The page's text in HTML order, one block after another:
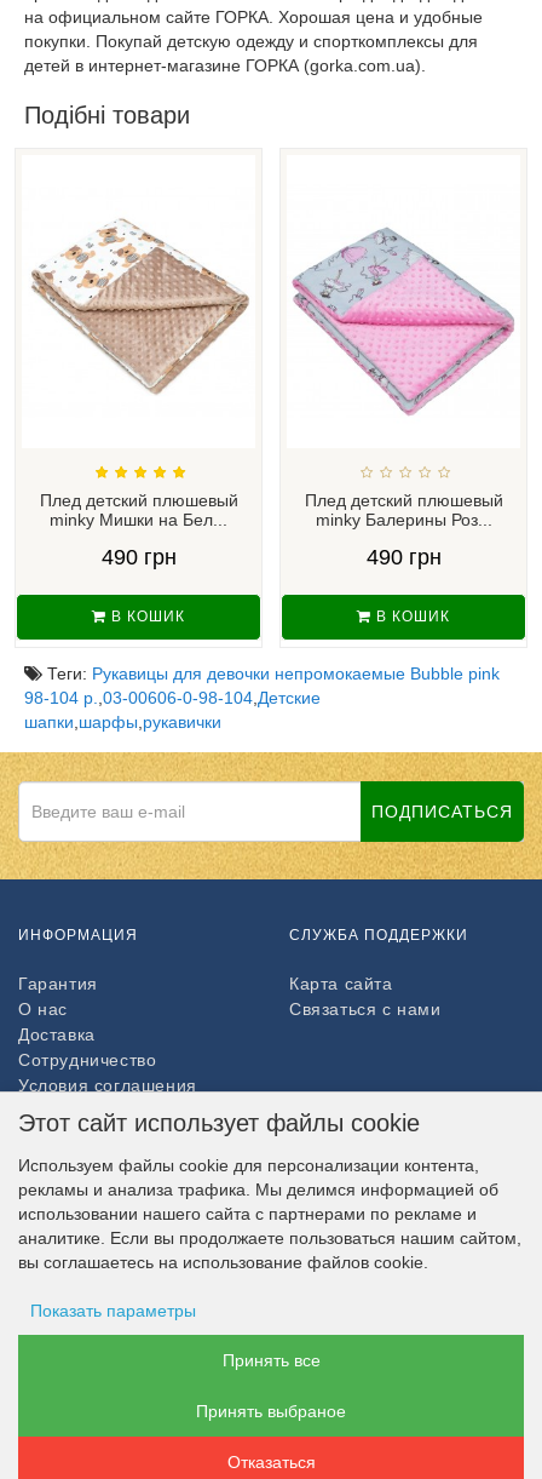
на официальном сайте ГОРКА. Хорошая цена и удобные
покупки. Покупай детскую одежду и спорткомплексы для
детей в интернет-магазине ГОРКА (gorka.com.ua).
Подібні товари
Плед детский плюшевый
minky Мишки на Бел...
490 грн
В КОШИК
Плед детский плюшевый
minky Балерины Роз...
490 грн
В КОШИК
Теги: Рукавицы для девочки непромокаемые Bubble pink
98-104 р. 03-00606-0-98-104 Детские
шапки шарфы рукавички
ПОДПИСАТЬСЯ
ИНФОРМАЦИЯ
Гарантия
О нас
Доставка
Сотрудничество
Условия соглашения
Возврат товара
СЛУЖБА ПОДДЕРЖКИ
Карта сайта
Связаться с нами
Партнёры
НАШ МАГАЗИН В СОЦСЕТЯХ
Этот сайт использует файлы cookie
Используем файлы cookie для персонализации контента,
рекламы и анализа трафика. Мы делимся информацией об
использовании нашего сайта с партнерами по рекламе и
аналитике. Если вы продолжаете пользоваться нашим сайтом,
вы соглашаетесь на использование файлов cookie.
Показать параметры
Данные пользователя
Персонализация рекламы
Принять все
Принять выбраное
Отказаться